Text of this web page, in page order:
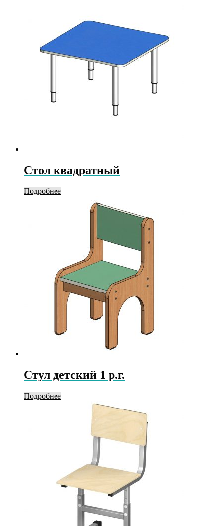
Стол квадратный
Подробнее
Стул детский 1 р.г.
Подробнее